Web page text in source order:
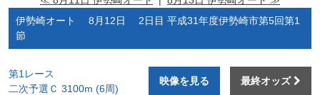
伊勢崎オート 8月12日 2日目 平成31年度伊勢崎市第5回第1
節
第1レース
二次予選Ｃ 3100m (6周)
映像を見る 最終オッズ